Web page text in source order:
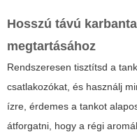
Hosszú távú
megtartásához
Rendszeresen tisztítsd a
csatlakozókat, és használj
ízre, érdemes a tankot
átforgatni, hogy a régi